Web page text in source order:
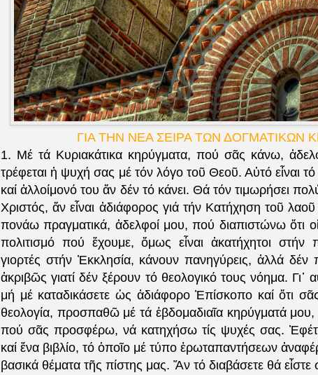
ΓΙΑ ΤΗΝ ΝΕΑ ΣΕΙΡΑ ΤΩΝ ΔΟΓΜΑΤΙΚΩΝ
1. Μέ τά Κυριακάτικα κηρύγματα, πού σᾶς κάνω,
τρέφεται ἡ ψυχή σας μέ τόν λόγο τοῦ Θεοῦ. Αὐτό εἶναι
καί ἀλλοίμονό του ἄν δέν τό κάνει. Θά τόν τιμωρήσει
Χριστός, ἄν εἶναι ἀδιάφορος γιά τήν Κατήχηση τοῦ
πονάω πραγματικά, ἀδελφοί μου, πού διαπιστώνω ὅτι
πολιτισμό πού ἔχουμε, ὅμως εἶναι ἀκατήχητοι στήν
γιορτές στήν Ἐκκλησία, κάνουν πανηγύρεις, ἀλλά δέν
ἀκριβῶς γιατί δέν ξέρουν τό θεολογικό τους νόημα. Γι᾽
μή μέ καταδικάσετε ὡς ἀδιάφορο Ἐπίσκοπο καί ὅτι
θεολογία, προσπαθῶ μέ τά ἑβδομαδιαῖα κηρύγματά μου,
πού σᾶς προσφέρω, νά κατηχήσω τίς ψυχές σας.
καί ἕνα βιβλίο, τό ὁποῖο μέ τύπο ἐρωταπαντήσεων
βασικά θέματα τῆς πίστης μας. Ἄν τό διαβάσετε θά εἶστε